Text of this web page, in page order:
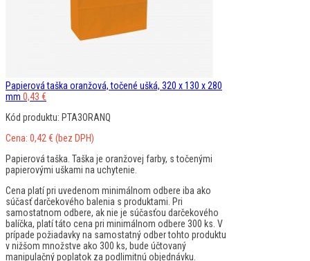
Papierová taška oranžová, točené ušká, 320 x 130 x 280
mm 0,43 €
Kód produktu: PTA3ORANQ
Cena: 0,42 €(bez DPH)
Papierová taška. Taška je oranžovej farby, s točenými
papierovými uškami na uchytenie.
Cena platí pri uvedenom minimálnom odbere iba ako
súčasť darčekového balenia s produktami. Pri
samostatnom odbere, ak nie je súčasťou darčekového
balíčka, platí táto cena pri minimálnom odbere 300 ks. V
prípade požiadavky na samostatný odber tohto produktu
v nižšom množstve ako 300 ks, bude účtovaný
manipulačný poplatok za podlimitnú objednávku.